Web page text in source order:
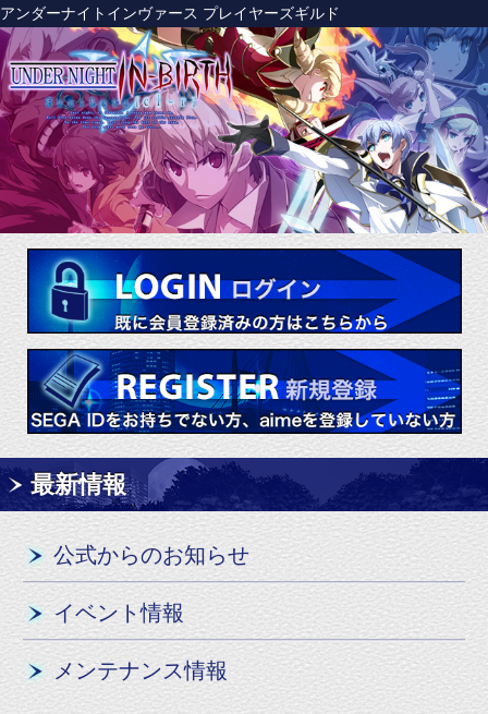
アンダーナイトインヴァース プレイヤーズギルド
ログイン
会員登録
最新情報
公式からのお知らせ
イベント情報
メンテナンス情報
操作方法
操作方法
コマンドリスト
ランキング
勝利数ランキング